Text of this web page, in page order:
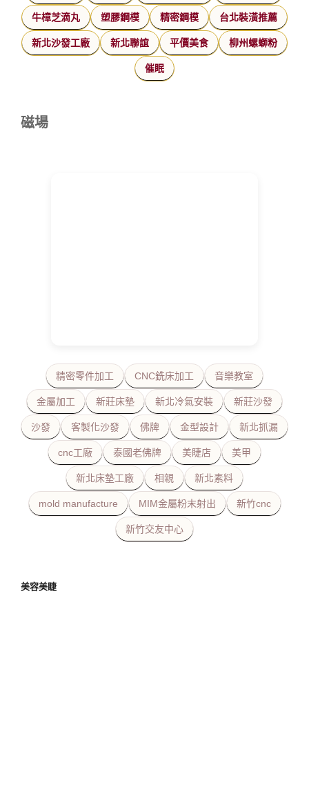
牛樟芝滴丸 塑膠鋼模 精密鋼模 台北裝潢推薦
新北沙發工廠 新北聯誼 平價美食 柳州螺螄粉
催眠
磁場
精密零件加工 CNC銑床加工 音樂教室
金屬加工 新莊床墊 新北冷氣安裝 新莊沙發
沙發 客製化沙發 佛牌 金型設計 新北抓漏
cnc工廠 泰國老佛牌 美睫店 美甲
新北床墊工廠 相親 新北素料
mold manufacture MIM金屬粉末射出 新竹cnc
新竹交友中心
美容美睫